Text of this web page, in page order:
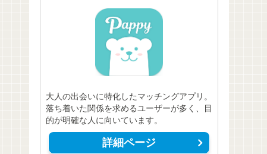
大人の出会いに特化したマッチングアプリ。
落ち着いた関係を求めるユーザーが多く、目
的が明確な人に向いています。
詳細ページ